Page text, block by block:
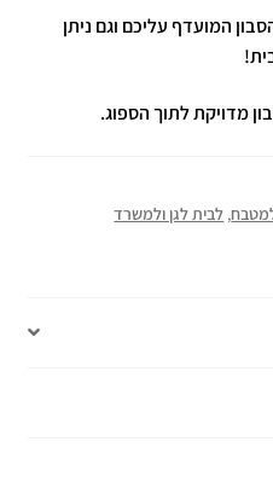
המועדף עליכם וגם ניתן
מדויקת לתוך הספוג.
, לבית לגן ולמשרד